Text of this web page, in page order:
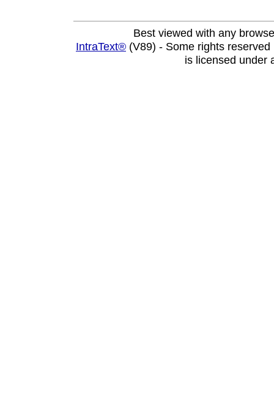
Best viewed with any
IntraText® (V89) - Some rights
is licensed under